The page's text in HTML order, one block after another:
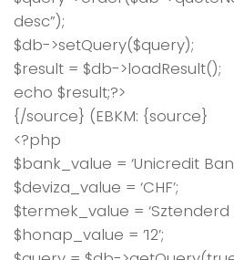
desc”);
$db->setQuery($query);
$result = $db->loadResult();
echo $result;?>
{/source} (EBKM: {source}
<?php
$bank_value = ‘Unicredit
$deviza_value = ‘CHF’;
$termek_value = ‘Sztenderd
$honap_value = ’12’;